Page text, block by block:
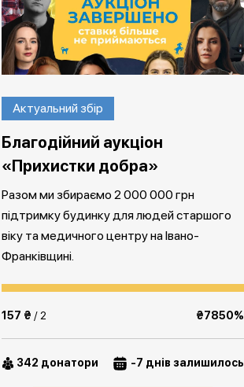
Актуальний збір
Благодійний аукціон
«Прихистки добра»
Разом ми збираємо 2 000 000 грн
підтримку будинку для людей старшого
віку та медичного центру на Івано-
Франківщині.
157 ₴ / 2 ₴7850%
342 донатори -7 днів залишилось